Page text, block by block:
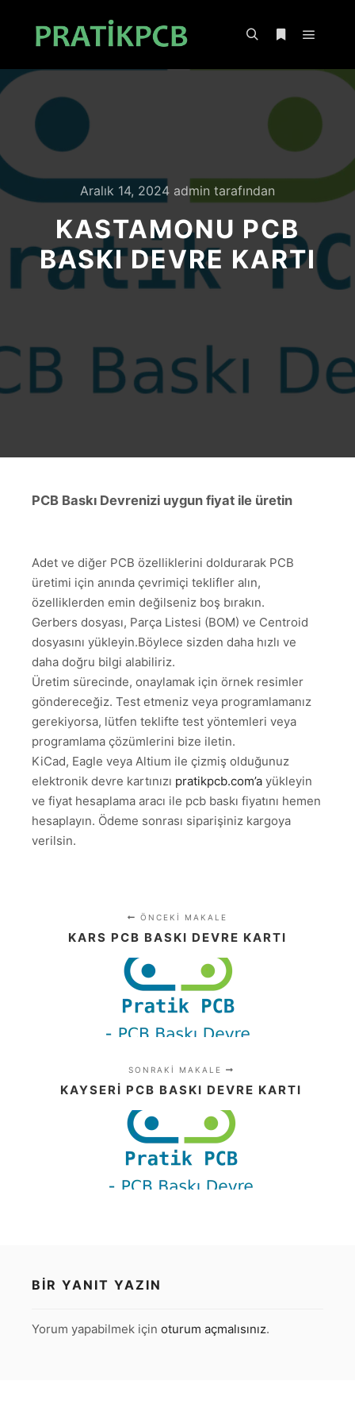
Aralık 14, 2024 admin tarafından
KASTAMONU PCB
BASKI DEVRE KARTI
PCB Baskı Devrenizi uygun fiyat ile üretin
Adet ve diğer PCB özelliklerini doldurarak PCB
üretimi için anında çevrimiçi teklifler alın,
özelliklerden emin değilseniz boş bırakın.
Gerbers dosyası, Parça Listesi (BOM) ve Centroid
dosyasını yükleyin.Böylece sizden daha hızlı ve
daha doğru bilgi alabiliriz.
Üretim sürecinde, onaylamak için örnek resimler
göndereceğiz. Test etmeniz veya programlamanız
gerekiyorsa, lütfen teklifte test yöntemleri veya
programlama çözümlerini bize iletin.
KiCad, Eagle veya Altium ile çizmiş olduğunuz
elektronik devre kartınızı pratikpcb.com’a yükleyin
ve fiyat hesaplama aracı ile pcb baskı fiyatını hemen
hesaplayın. Ödeme sonrası siparişiniz kargoya
verilsin.
ÖNCEKI MAKALE
KARS PCB BASKI DEVRE KARTI
SONRAKI MAKALE
KAYSERI PCB BASKI DEVRE KARTI
BIR YANIT YAZIN
Yorum yapabilmek için oturum açmalısınız.